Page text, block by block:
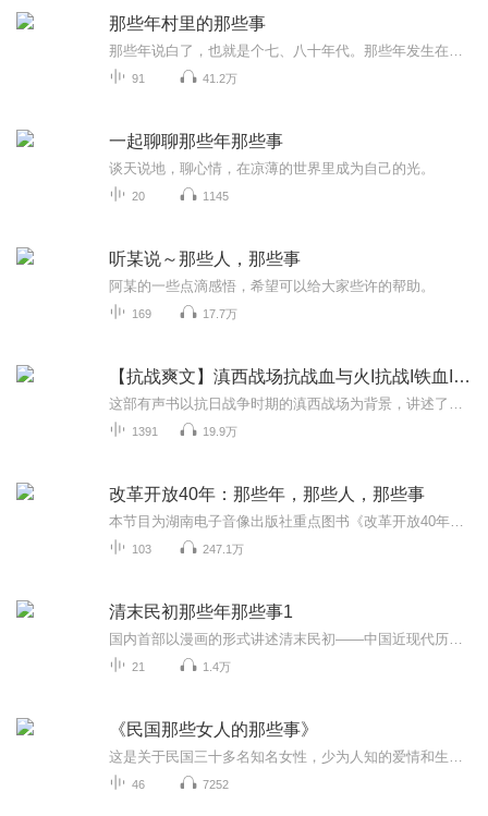
那些年村里的那些事
91 41.2万
一起聊聊那些年那些事
谈天说地，聊心情，在凉薄的世界里成为自己的光。
20 1145
听某说～那些人，那些事
阿某的一些点滴感悟，希望可以给大家些许的帮助。
169 17.7万
【抗战爽文】滇西战场抗战血与火I抗战I铁血I军事
1391 19.9万
改革开放40年：那些年，那些人，那些事
103 247.1万
清末民初那些年那些事1
21 1.4万
《民国那些女人的那些事》
46 7252